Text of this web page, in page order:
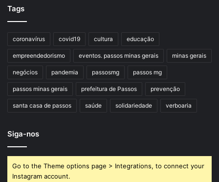
Tags
coronavírus covid19 cultura educação
empreendedorismo eventos. passos minas gerais minas gerais
negócios pandemia passosmg passos mg
passos minas gerais prefeitura de Passos prevenção
santa casa de passos saúde solidariedade verboaria
Siga-nos
Go to the Theme options page > Integrations, to connect your
Instagram account.